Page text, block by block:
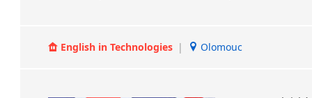
English in Technologies | Olomouc